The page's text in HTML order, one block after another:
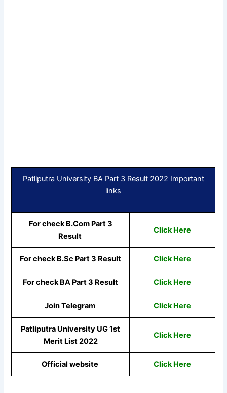
Patliputra University BA Part 3 Result 2022 Important
links
For check B.Com Part 3
Result
Click Here
For check B.Sc Part 3 Result Click Here
For check BA Part 3 Result Click Here
Join Telegram Click Here
Patliputra University UG 1st
Merit List 2022
Click Here
Official website Click Here